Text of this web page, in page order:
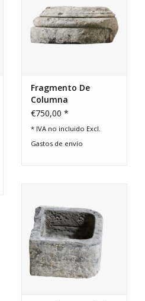
Fragmento De
Columna
€750,00 *
* IVA no incluido Excl.
Gastos de envío